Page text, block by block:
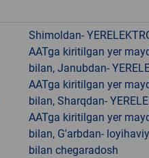
Shimoldan-
AATga kiritilgan yer
bilan, Janubdan-
AATga kiritilgan yer
bilan, Sharqdan-
AATga kiritilgan yer
bilan, G'arbdan-
bilan chegaradosh